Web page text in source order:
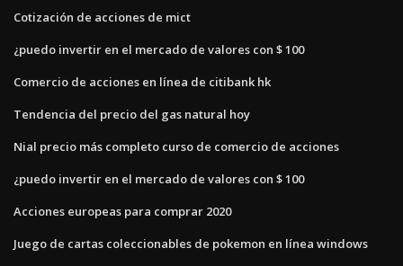
Cotización de acciones de mict
¿puedo invertir en el mercado de valores con $ 100
Comercio de acciones en línea de citibank hk
Tendencia del precio del gas natural hoy
Nial precio más completo curso de comercio de acciones
¿puedo invertir en el mercado de valores con $ 100
Acciones europeas para comprar 2020
Juego de cartas coleccionables de pokemon en línea windows